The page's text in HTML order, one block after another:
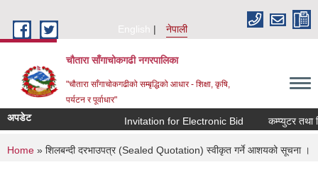
English
नेपाली
चौतारा साँगाचोकगढी नगरपालिका
"चौतारा साँगाचोकगढीको सम्बृद्धिको आधार - शिक्षा, कृषि,
पर्यटन र पूर्वाधार"
अपडेट Invitation for Electronic Bid कम्प्युटर तथा
You are here
Home » शिलबन्दी दरभाउपत्र (Sealed Quotation) स्वीकृत गर्ने आशयको सूचना ।